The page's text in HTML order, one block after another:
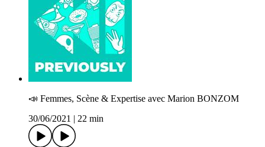
📣 Femmes, Scène & Expertise avec Marion BONZOM
30/06/2021
22 min